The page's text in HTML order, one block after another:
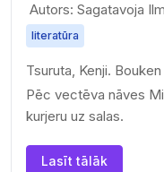
Autors: Sagatavoja
literatūra
Tsuruta,
Pēc vectēva nāves
kurjeru uz salas.
Lasīt tālāk